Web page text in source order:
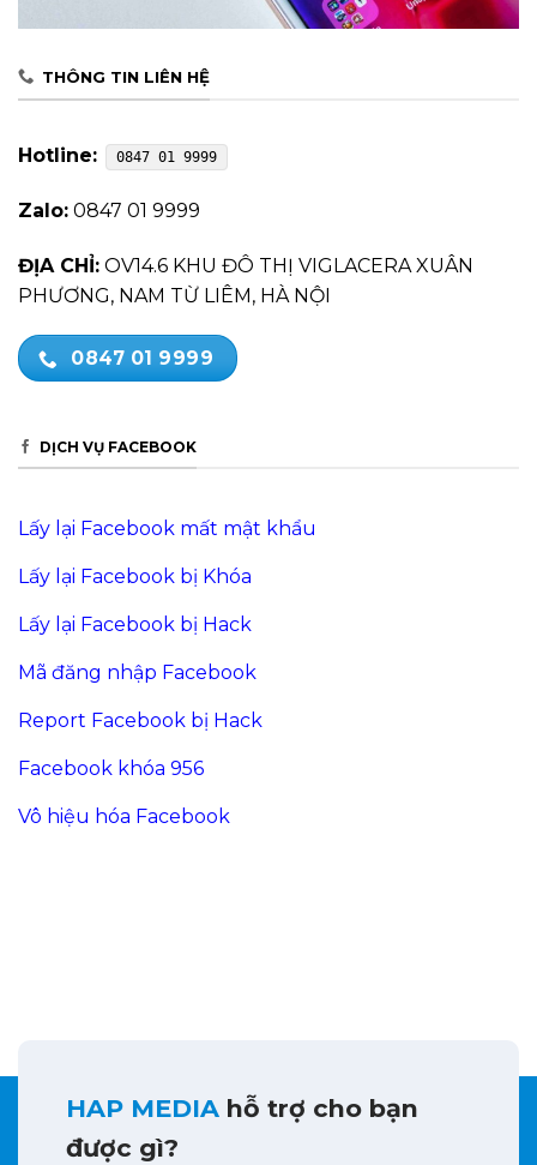
THÔNG TIN LIÊN HỆ
Hotline: 0847 01 9999
Zalo: 0847 01 9999
ĐỊA CHỈ: OV14.6 KHU ĐÔ THỊ VIGLACERA XUÂN
PHƯƠNG, NAM TỪ LIÊM, HÀ NỘI
0847 01 9999
DỊCH VỤ FACEBOOK
Lấy lại Facebook mất mật khẩu
Lấy lại Facebook bị Khóa
Lấy lại Facebook bị Hack
Mã đăng nhập Facebook
Report Facebook bị Hack
Facebook khóa 956
Vô hiệu hóa Facebook
HAP MEDIA hỗ trợ cho bạn
được gì?